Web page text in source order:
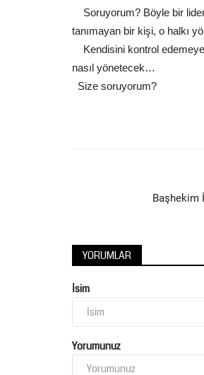
Soruyorum? Böyle bir
tanımayan bir kişi, o halkı
Kendisini kontrol
nasıl yönetecek…
Size soruyorum?
Başhekim
YORUMLAR
İsim
Yorumunuz
Temmuz 29, 2026 0
HÜDA PAR Haliliye
Hastanesi